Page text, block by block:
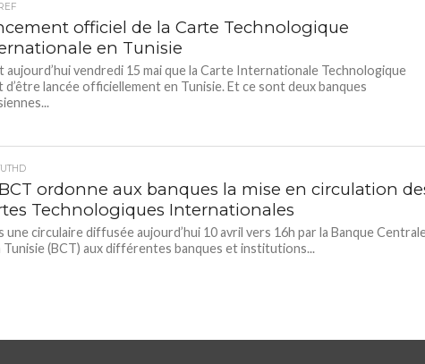
officiel de la Carte Technologique
en Tunisie
aujourd’hui vendredi 15 mai que la Carte Internationale Technologique
d’être lancée officiellement en Tunisie. Et ce sont deux banques
ordonne aux banques la mise en circulation
Technologiques Internationales
une circulaire diffusée aujourd’hui 10 avril vers 16h par la Banque
Tunisie (BCT) aux différentes banques et institutions...